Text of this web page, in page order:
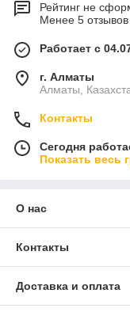
Рейтинг не
Менее 5
Работает с
г. Алматы
Алматы,
Контакты
Сегодня
Показать весь
О нас
Контакты
Доставка и оплата